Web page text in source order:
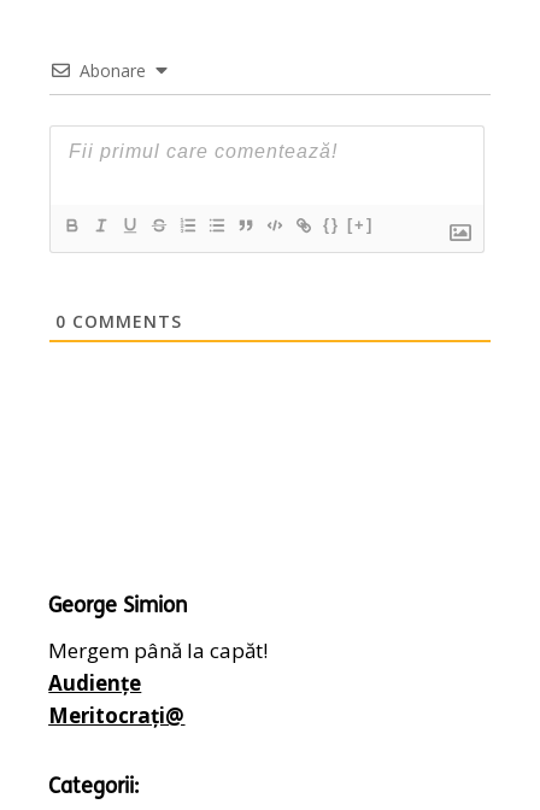
Abonare
{} [+]
0 COMMENTS
George Simion
Mergem până la capăt!
Audiențe
Meritocrați@
Categorii: